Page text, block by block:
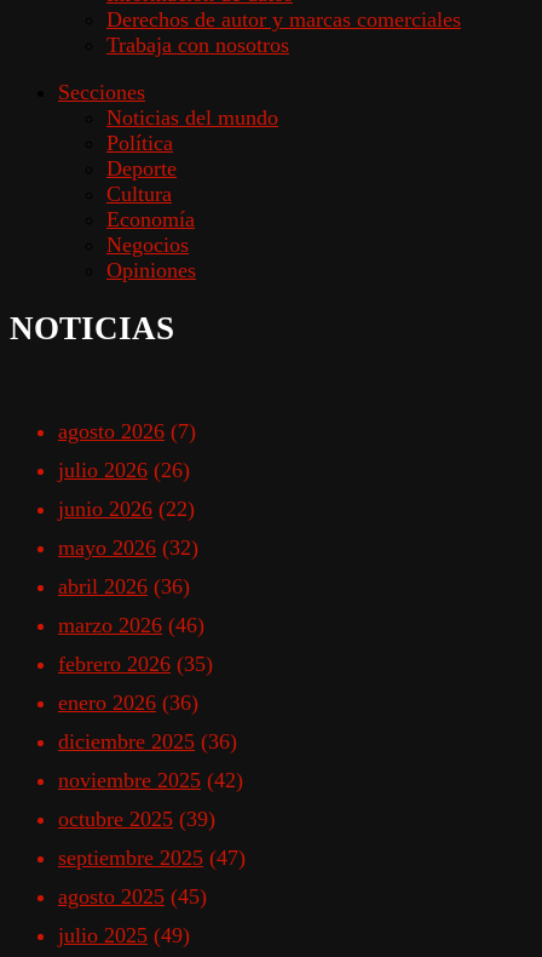
Derechos de autor y marcas comerciales
Trabaja con nosotros
Secciones
Noticias del mundo
Política
Deporte
Cultura
Economía
Negocios
Opiniones
NOTICIAS
agosto 2026 (7)
julio 2026 (26)
junio 2026 (22)
mayo 2026 (32)
abril 2026 (36)
marzo 2026 (46)
febrero 2026 (35)
enero 2026 (36)
diciembre 2025 (36)
noviembre 2025 (42)
octubre 2025 (39)
septiembre 2025 (47)
agosto 2025 (45)
julio 2025 (49)